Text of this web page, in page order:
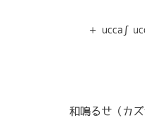
+ ucca∫ucca
「しっ
和鳴るせ（カ